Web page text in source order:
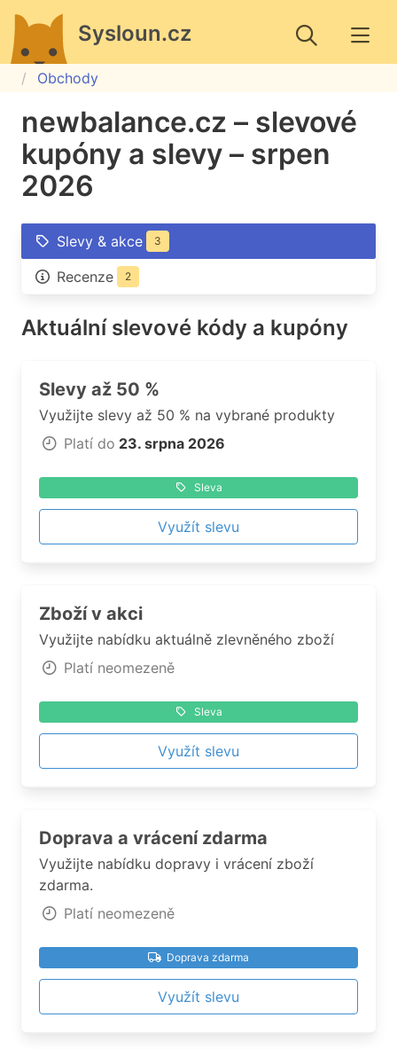
Sysloun.cz
Obchody
newbalance.cz – slevové
kupóny a slevy – srpen
2026
Slevy & akce 3
Recenze 2
Aktuální slevové kódy a kupóny
Slevy až 50 %
Využijte slevy až 50 % na vybrané produkty
Platí do 23. srpna 2026
Sleva
Využít slevu
Zboží v akci
Využijte nabídku aktuálně zlevněného zboží
Platí neomezeně
Sleva
Využít slevu
Doprava a vrácení zdarma
Využijte nabídku dopravy i vrácení zboží
zdarma.
Platí neomezeně
Doprava zdarma
Využít slevu